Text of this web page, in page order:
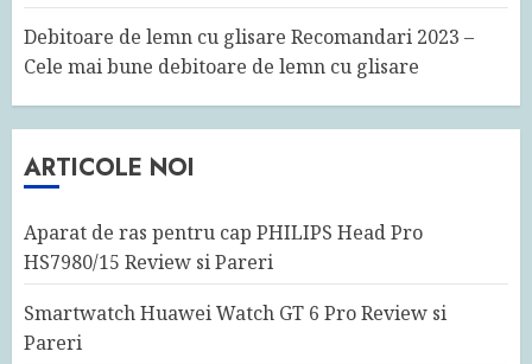
Debitoare de lemn cu glisare Recomandari 2023 –
Cele mai bune debitoare de lemn cu glisare
ARTICOLE NOI
Aparat de ras pentru cap PHILIPS Head Pro
HS7980/15 Review si Pareri
Smartwatch Huawei Watch GT 6 Pro Review si
Pareri